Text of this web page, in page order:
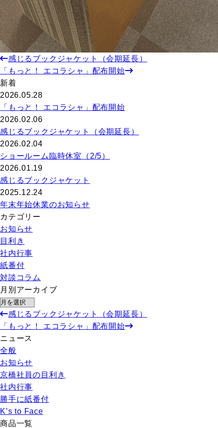
感じるブックジャケット（会期延長）
「もっと！ エコラシャ」配布開始
新着
2026.05.28
「もっと！ エコラシャ」配布開始
2026.02.06
感じるブックジャケット（会期延長）
2026.02.04
ショールーム臨時休室（2/5）
2026.01.19
感じるブックジャケット
2025.12.24
年末年始休業のお知らせ
カテゴリー
お知らせ
目利き
社内行事
紙番付
対談コラム
月別アーカイブ
感じるブックジャケット（会期延長）
「もっと！ エコラシャ」配布開始
ニュース
全般
お知らせ
京橋社員の目利き
社内行事
勝手に紙番付
K’s to Face
商品一覧